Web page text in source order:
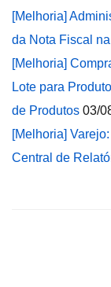
[Melhoria]
da Nota Fiscal
[Melhoria]
Lote para
de Produtos 03/
[Melhoria]
Central de